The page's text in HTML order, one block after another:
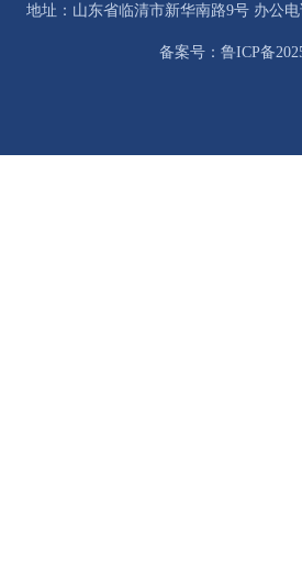
地址：山东省临清市新华南路9号 办公电
备案号：鲁ICP备